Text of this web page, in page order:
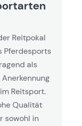
Reitpokal
Pferdesports
als
Reitsport.
Qualität
sowohl in